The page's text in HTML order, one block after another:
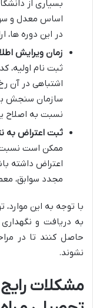
بسیاری از
اساس معدل و
در این دوره ها،
زمان ویرایش
ثبت نام اولیه،
اشتباهی در آن
سازمان سنجش
نسبت به اصلاح
ثبت اعتراض به
ممکن است نسبت
اعتراض داشته
مجدد سوابق،
با توجه به این
به دریافت و
حاصل کنند تا در
نشوند.
مشکلات